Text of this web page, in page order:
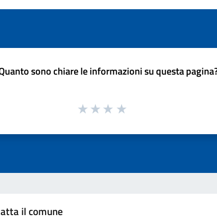
sono chiare le informazioni su questa
il comune